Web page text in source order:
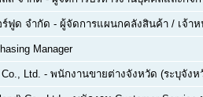
ร์ฟูด จำกัด - ผู้จัดการแผนกคลังสินค้า / เจ้า
Manager
Ltd. - พนักงานขายต่างจังหวัด (ระบุจังห